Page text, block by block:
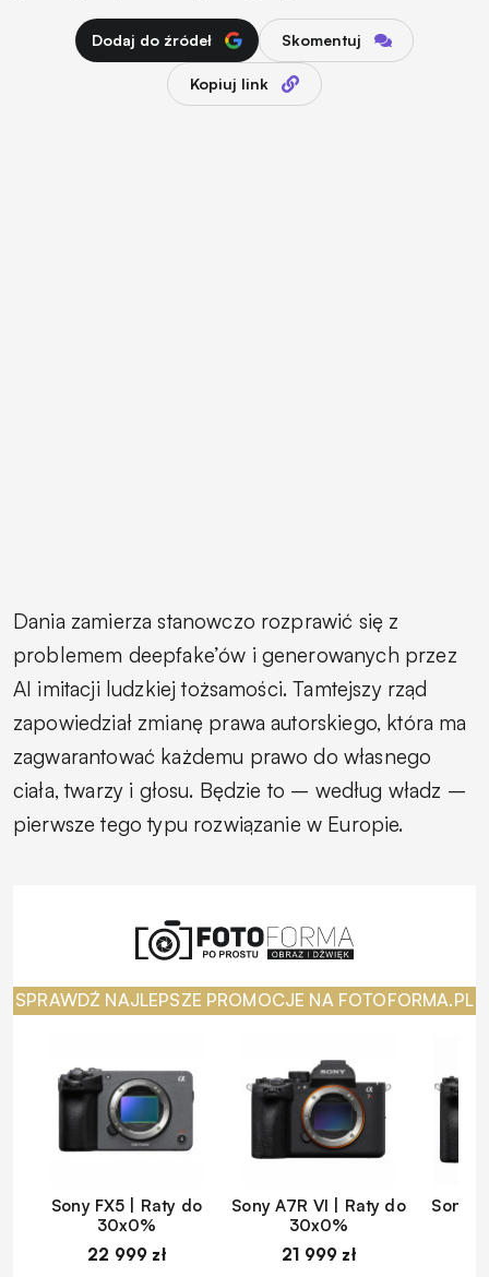
Dodaj do źródeł Skomentuj
Kopiuj link
Dania zamierza stanowczo rozprawić się z
problemem deepfake’ów i generowanych przez
AI imitacji ludzkiej tożsamości. Tamtejszy rząd
zapowiedział zmianę prawa autorskiego, która ma
zagwarantować każdemu prawo do własnego
ciała, twarzy i głosu. Będzie to – według władz –
pierwsze tego typu rozwiązanie w Europie.
SPRAWDŹ NAJLEPSZE PROMOCJE NA FOTOFORMA.PL
Sony FX5 | Raty do
30x0%
22 999 zł
Sony A7R VI | Raty do
30x0%
21 999 zł
Sony